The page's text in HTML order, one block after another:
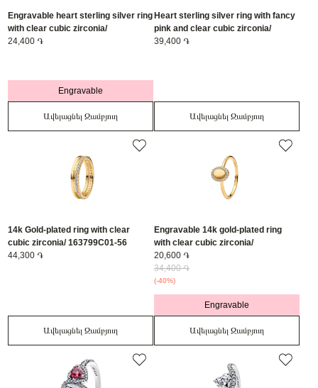
Engravable heart sterling silver ring
with clear cubic zirconia/
193801C01-48
24,400 ֏
Engravable
Ավելացնել Զամբյուղ
Heart sterling silver ring with fancy
pink and clear cubic zirconia/
198421C03-50
39,400 ֏
Ավելացնել Զամբյուղ
14k Gold-plated ring with clear
cubic zirconia/ 163799C01-56
44,300 ֏
Ավելացնել Զամբյուղ
Engravable 14k gold-plated ring
with clear cubic zirconia/
163800C01-52
20,600 ֏
34,400 ֏
(-40%)
Engravable
Ավելացնել Զամբյուղ